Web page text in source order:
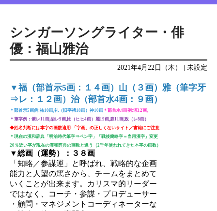
シンガーソングライター・俳
優：福山雅治
2021年4月22日（木） | 未設定
▼福（部首示5画：１４画）山（３画）雅（筆字牙
⇒レ：１２画）治（部首水4画：９画）
＊部首示5画例:祐10画,礼（旧字禮18画）神10画 ＊部首水4画例:涼12画,
＊筆字例：紫レ11画,柴レ9画,比（ヒヒ4画）麗19画,鹿11画,政（レ8画）
◆姓名判断には本字の画数適用:「字画」の正しくないサイト／書籍にご注意
＊現在の漢和辞典「明治時代筆字⇒ペン字」「戦後簡略字＝当用漢字」変更
20％近い字が現在の漢和辞典の画数と違う（2千年使われてきた本字の画数）
▼総画（運勢）：３８画
「知略／参謀運」と呼ばれ、戦略的な企画
能力と人望の篤さから、チームをまとめて
いくことが出来ます。カリスマ的リーダー
ではなく、コーチ・参謀・プロデューサー
・顧問・マネジメントコーディネーターな